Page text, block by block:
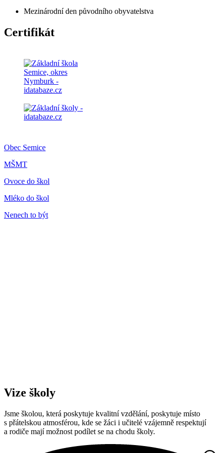
Mezinárodní den původního obyvatelstva
Certifikát
Obec Semice
MŠMT
Ovoce do škol
Mléko do škol
Nenech to být
Vize školy
Jsme školou, která poskytuje kvalitní vzdělání, poskytuje místo
s přátelskou atmosférou, kde se žáci i učitelé vzájemně respektují
a rodiče mají možnost podílet se na chodu školy.